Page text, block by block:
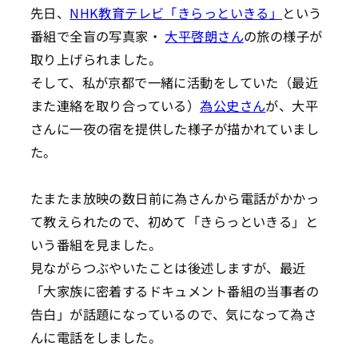
先日、 NHK教育テレビ「きらっといきる」 という
番組で全盲の写真家・ 大平啓朗さんの旅の様子が
取り上げられました。
そして、私が京都で一緒に活動をしていた（最近
また連絡を取り合っている）為公史さんが、大平
さんに一夜の宿を提供した様子が描かれていまし
た。
たまたま放映の数日前に為さんから電話がかかっ
て教えられたので、初めて「きらっといきる」と
いう番組を見ました。
見ながらつぶやいたことは後述しますが、最近
「大家族に密着するドキュメント番組の当事者の
告白」が話題になっているので、気になって為さ
んに電話をしました。